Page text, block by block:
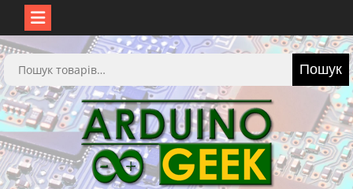
Перейти
до
вмісту
Шукати: Пошук